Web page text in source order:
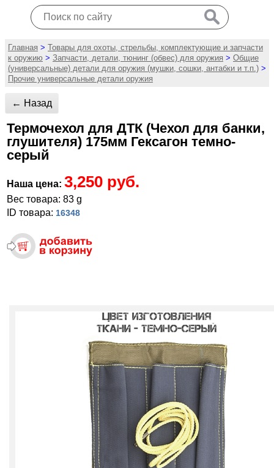
Главная > Товары для охоты, стрельбы, комплектующие и запчасти
к оружию > Запчасти, детали, тюнинг (обвес) для оружия > Общие
(универсальные) детали для оружия (мушки, сошки, антабки и т.п.) >
Прочие универсальные детали оружия
← Назад
Термочехол для ДТК (Чехол для банки,
глушителя) 175мм Гексагон темно-
серый
Наша цена: 3,250 руб.
Вес товара: 83 g
ID товара: 16348